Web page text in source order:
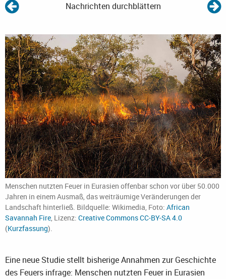
Nachrichten durchblättern
Menschen nutzten Feuer in Eurasien offenbar schon vor über 50.000
Jahren in einem Ausmaß, das weiträumige Veränderungen der
Landschaft hinterließ. Bildquelle: Wikimedia, Foto: African
Savannah Fire, Lizenz: Creative Commons CC-BY-SA 4.0
(Kurzfassung).
Eine neue Studie stellt bisherige Annahmen zur Geschichte
des Feuers infrage: Menschen nutzten Feuer in Eurasien